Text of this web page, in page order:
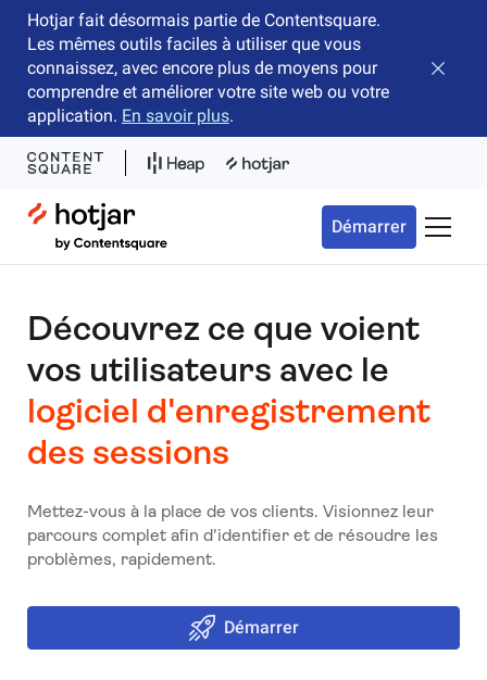
Hotjar fait désormais partie de Contentsquare.
Les mêmes outils faciles à utiliser que vous
connaissez, avec encore plus de moyens pour
comprendre et améliorer votre site web ou votre
application. En savoir plus.
Hotjar Logo
Démarrer
Découvrez ce que voient
vos utilisateurs avec le
logiciel d'enregistrement
des sessions
Mettez-vous à la place de vos clients. Visionnez leur
parcours complet afin d'identifier et de résoudre les
problèmes, rapidement.
Démarrer